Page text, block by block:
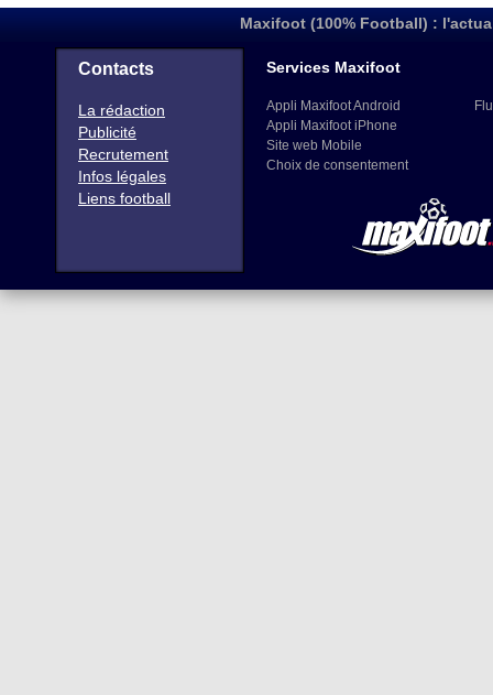
Maxifoot (100% Football) :
Contacts
La rédaction
Publicité
Recrutement
Infos légales
Liens football
Services Maxifoot
Appli Maxifoot Android
Appli Maxifoot iPhone
Site web Mobile
Choix de consentement